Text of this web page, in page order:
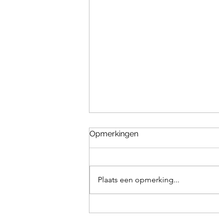
Opmerkingen
Plaats een opmerking...